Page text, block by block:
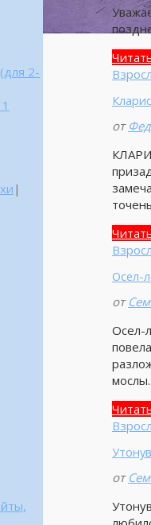
от
Осел-
от
Осел-
от
2-
|